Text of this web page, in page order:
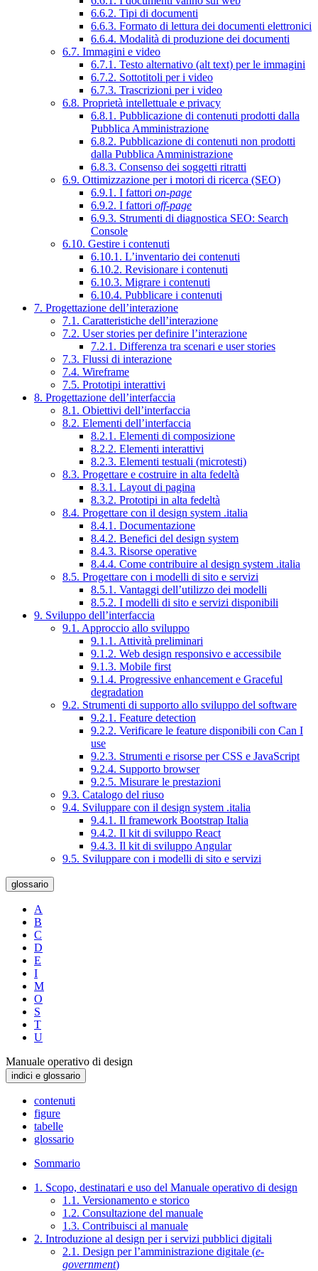
6.6.2. Tipi di documenti
6.6.3. Formato di lettura dei documenti elettronici
6.6.4. Modalità di produzione dei documenti
6.7. Immagini e video
6.7.1. Testo alternativo (alt text) per le immagini
6.7.2. Sottotitoli per i video
6.7.3. Trascrizioni per i video
6.8. Proprietà intellettuale e privacy
6.8.1. Pubblicazione di contenuti prodotti dalla
Pubblica Amministrazione
6.8.2. Pubblicazione di contenuti non prodotti
dalla Pubblica Amministrazione
6.8.3. Consenso dei soggetti ritratti
6.9. Ottimizzazione per i motori di ricerca (SEO)
6.9.1. I fattori on-page
6.9.2. I fattori off-page
6.9.3. Strumenti di diagnostica SEO: Search
Console
6.10. Gestire i contenuti
6.10.1. L’inventario dei contenuti
6.10.2. Revisionare i contenuti
6.10.3. Migrare i contenuti
6.10.4. Pubblicare i contenuti
7. Progettazione dell’interazione
7.1. Caratteristiche dell’interazione
7.2. User stories per definire l’interazione
7.2.1. Differenza tra scenari e user stories
7.3. Flussi di interazione
7.4. Wireframe
7.5. Prototipi interattivi
8. Progettazione dell’interfaccia
8.1. Obiettivi dell’interfaccia
8.2. Elementi dell’interfaccia
8.2.1. Elementi di composizione
8.2.2. Elementi interattivi
8.2.3. Elementi testuali (microtesti)
8.3. Progettare e costruire in alta fedeltà
8.3.1. Layout di pagina
8.3.2. Prototipi in alta fedeltà
8.4. Progettare con il design system .italia
8.4.1. Documentazione
8.4.2. Benefici del design system
8.4.3. Risorse operative
8.4.4. Come contribuire al design system .italia
8.5. Progettare con i modelli di sito e servizi
8.5.1. Vantaggi dell’utilizzo dei modelli
8.5.2. I modelli di sito e servizi disponibili
9. Sviluppo dell’interfaccia
9.1. Approccio allo sviluppo
9.1.1. Attività preliminari
9.1.2. Web design responsivo e accessibile
9.1.3. Mobile first
9.1.4. Progressive enhancement e Graceful
degradation
9.2. Strumenti di supporto allo sviluppo del software
9.2.1. Feature detection
9.2.2. Verificare le feature disponibili con Can I
use
9.2.3. Strumenti e risorse per CSS e JavaScript
9.2.4. Supporto browser
9.2.5. Misurare le prestazioni
9.3. Catalogo del riuso
9.4. Sviluppare con il design system .italia
9.4.1. Il framework Bootstrap Italia
9.4.2. Il kit di sviluppo React
9.4.3. Il kit di sviluppo Angular
9.5. Sviluppare con i modelli di sito e servizi
glossario
A
B
C
D
E
I
M
O
S
T
U
Manuale operativo di design
indici e glossario
contenuti
figure
tabelle
glossario
Sommario
1. Scopo, destinatari e uso del Manuale operativo di design
1.1. Versionamento e storico
1.2. Consultazione del manuale
1.3. Contribuisci al manuale
2. Introduzione al design per i servizi pubblici digitali
2.1. Design per l’amministrazione digitale (e-
government)